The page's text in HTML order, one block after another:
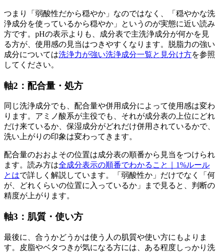
つまり「弱酸性だから穏やか」なのではなく、「穏やかな洗
浄成分を使っているから穏やか」というのが実態に近い読み
方です。pHの表示よりも、成分表で主洗浄成分が何かを見
る方が、使用感の見当はつきやすくなります。脱脂力の強い
成分については洗浄力が強い洗浄成分一覧と見分け方を参照
してください。
軸2：配合量・処方
同じ洗浄成分でも、配合量や併用成分によって使用感は変わ
ります。アミノ酸系が主役でも、それが成分表の上位にどれ
だけ来ているか、保湿成分がどれだけ併用されているかで、
洗い上がりの印象は変わってきます。
配合量のおおよその位置は成分表の順番から見当をつけられ
ます。読み方は全成分表示の順番でわかること｜1%ルール
とはで詳しく解説しています。「弱酸性か」だけでなく「何
が、どれくらいの位置に入っているか」まで見ると、判断の
精度が上がります。
軸3：肌質・使い方
最後に、合うかどうかは使う人の肌質や使い方にもよりま
す。皮脂やベタつきが気になる方には、ある程度しっかり洗